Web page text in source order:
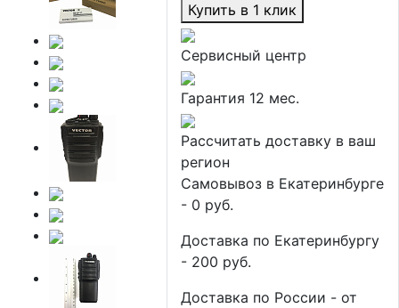
Купить в 1 клик
Сервисный центр
Гарантия 12 мес.
Рассчитать доставку в ваш
регион
Самовывоз в Екатеринбурге
- 0 руб.
Доставка по Екатеринбургу
- 200 руб.
Доставка по России - от